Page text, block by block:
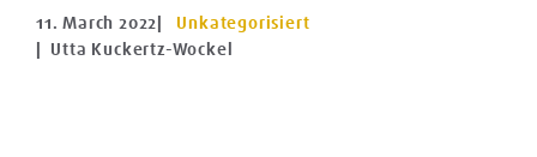
11. March 2022|
Unkategorisiert
| Utta Kuckertz-Wockel